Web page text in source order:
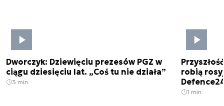
Dworczyk: Dziewięciu prezesów PGZ w
ciągu dziesięciu lat. „Coś tu nie działa”
3 min.
robią
1 min.